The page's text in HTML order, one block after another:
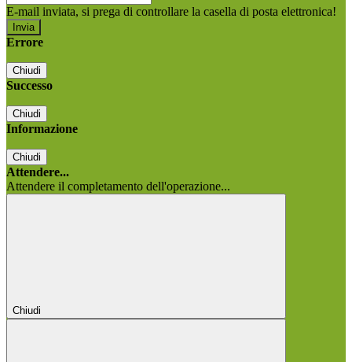
E-mail inviata, si prega di controllare la casella di posta elettronica!
Errore
Chiudi
Successo
Chiudi
Informazione
Chiudi
Attendere...
Attendere il completamento dell'operazione...
Chiudi